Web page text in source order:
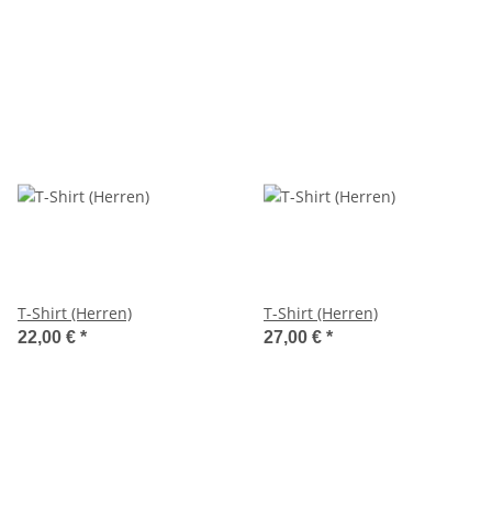
T-Shirt (Herren)
22,00 € *
T-Shirt (Herren)
27,00 € *